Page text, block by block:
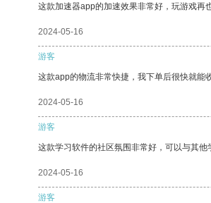
这款加速器app的加速效果非常好，玩游戏再
2024-05-16
游客
这款app的物流非常快捷，我下单后很快就能
2024-05-16
游客
这款学习软件的社区氛围非常好，可以与其他
2024-05-16
游客